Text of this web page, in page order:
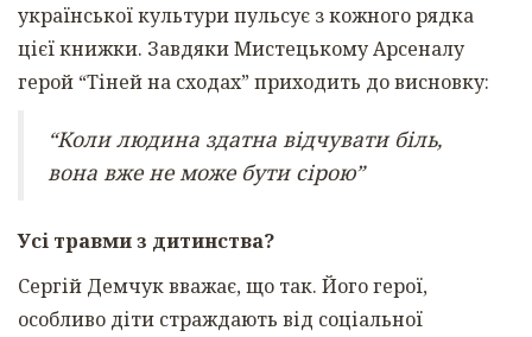
української культури пульсує з кожного рядка
цієї книжки. Завдяки Мистецькому Арсеналу
герой “Тіней на сходах” приходить до висновку:
“Коли людина здатна відчувати біль,
вона вже не може бути сірою”
Усі травми з дитинства?
Сергій Демчук вважає, що так. Його герої,
особливо діти страждають від соціальної